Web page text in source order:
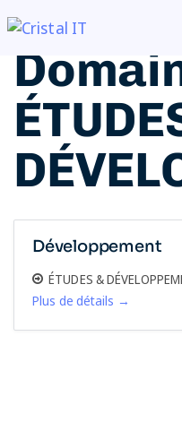
Développement
ÉTUDES &
Plus de détails